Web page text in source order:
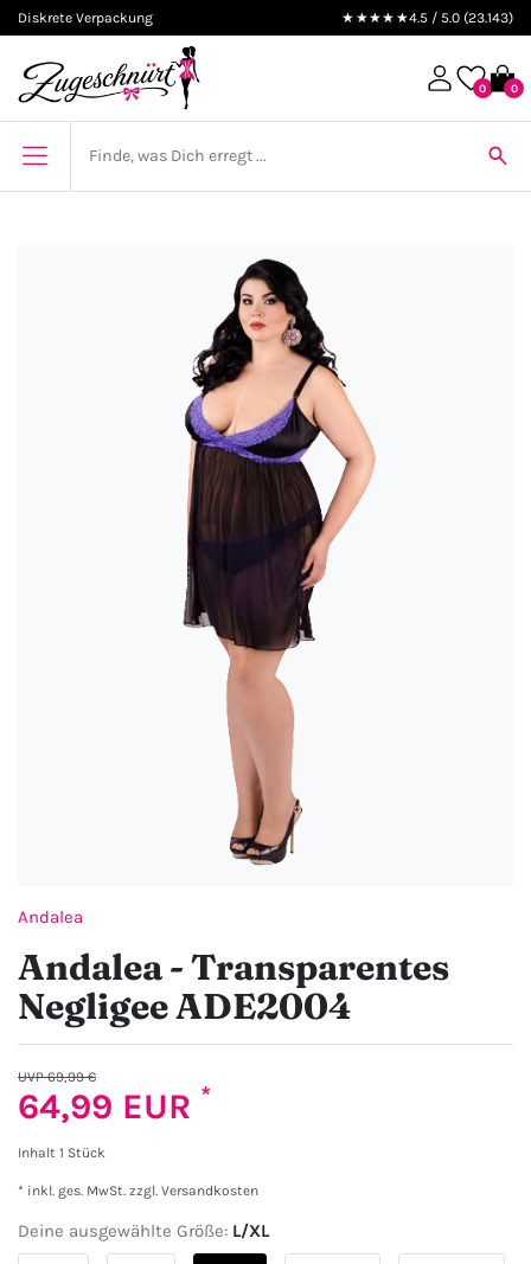
Diskrete Verpackung ★★★★★4.5 / 5.0 (23.143)
0 0
Andalea
Andalea - Transparentes
Negligee ADE2004
UVP 69,99 €
64,99 EUR *
Inhalt 1 Stück
* inkl. ges. MwSt. zzgl. Versandkosten
Deine ausgewählte Größe: L/XL